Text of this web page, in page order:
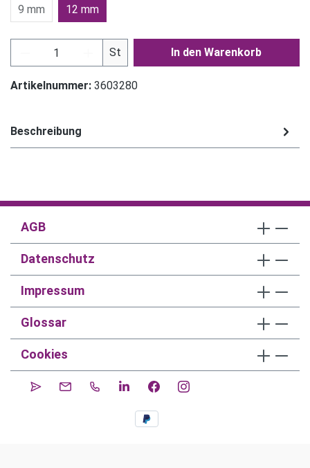
9 mm
12 mm
Produkt Anzahl: Gib den gewünschten Wert
St In den Warenkorb
Artikelnummer: 3603280
Beschreibung
AGB
Datenschutz
Impressum
Glossar
Cookies